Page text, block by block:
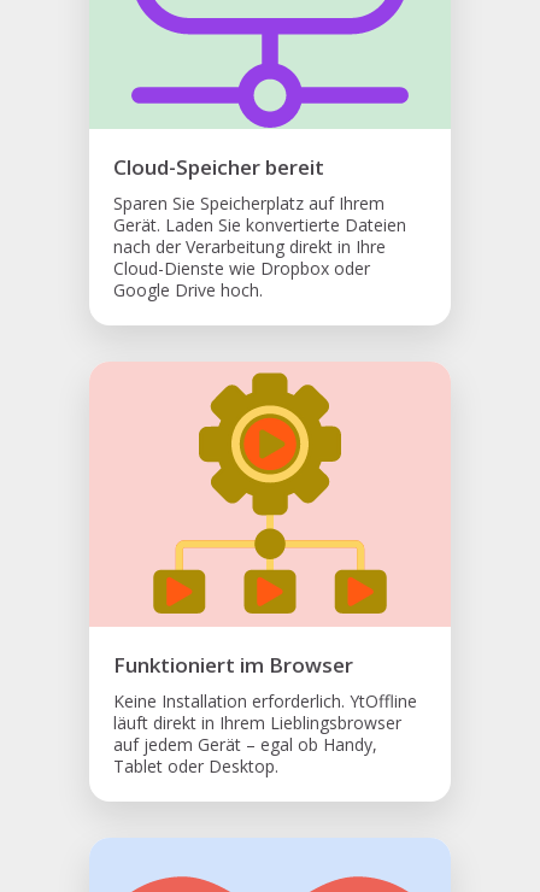
Cloud-Speicher bereit
Sparen Sie Speicherplatz auf Ihrem
Gerät. Laden Sie konvertierte Dateien
nach der Verarbeitung direkt in Ihre
Cloud-Dienste wie Dropbox oder
Google Drive hoch.
Funktioniert im Browser
Keine Installation erforderlich. YtOffline
läuft direkt in Ihrem Lieblingsbrowser
auf jedem Gerät – egal ob Handy,
Tablet oder Desktop.